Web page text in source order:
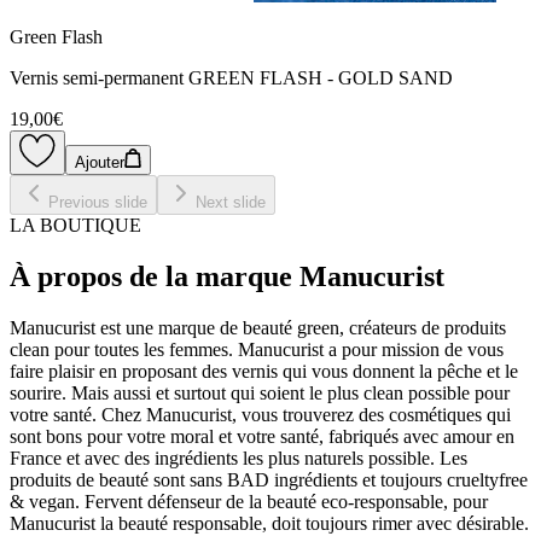
Green Flash
Vernis semi-permanent GREEN FLASH - GOLD SAND
19,00€
Ajouter
Previous slide Next slide
LA BOUTIQUE
À propos de la marque Manucurist
Manucurist est une marque de beauté green, créateurs de produits
clean pour toutes les femmes. Manucurist a pour mission de vous
faire plaisir en proposant des vernis qui vous donnent la pêche et le
sourire. Mais aussi et surtout qui soient le plus clean possible pour
votre santé. Chez Manucurist, vous trouverez des cosmétiques qui
sont bons pour votre moral et votre santé, fabriqués avec amour en
France et avec des ingrédients les plus naturels possible. Les
produits de beauté sont sans BAD ingrédients et toujours crueltyfree
& vegan. Fervent défenseur de la beauté eco-responsable, pour
Manucurist la beauté responsable, doit toujours rimer avec désirable.